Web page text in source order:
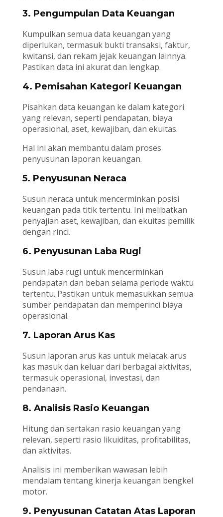
3. Pengumpulan Data Keuangan
Kumpulkan semua data keuangan yang
diperlukan, termasuk bukti transaksi, faktur,
kwitansi, dan rekam jejak keuangan lainnya.
Pastikan data ini akurat dan lengkap.
4. Pemisahan Kategori Keuangan
Pisahkan data keuangan ke dalam kategori
yang relevan, seperti pendapatan, biaya
operasional, aset, kewajiban, dan ekuitas.
Hal ini akan membantu dalam proses
penyusunan laporan keuangan.
5. Penyusunan Neraca
Susun neraca untuk mencerminkan posisi
keuangan pada titik tertentu. Ini melibatkan
penyajian aset, kewajiban, dan ekuitas pemilik
dengan rinci.
6. Penyusunan Laba Rugi
Susun laba rugi untuk mencerminkan
pendapatan dan beban selama periode waktu
tertentu. Pastikan untuk memasukkan semua
sumber pendapatan dan memperinci biaya
operasional.
7. Laporan Arus Kas
Susun laporan arus kas untuk melacak arus
kas masuk dan keluar dari berbagai aktivitas,
termasuk operasional, investasi, dan
pendanaan.
8. Analisis Rasio Keuangan
Hitung dan sertakan rasio keuangan yang
relevan, seperti rasio likuiditas, profitabilitas,
dan aktivitas.
Analisis ini memberikan wawasan lebih
mendalam tentang kinerja keuangan bengkel
motor.
9. Penyusunan Catatan Atas Laporan